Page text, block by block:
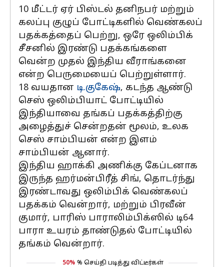
10 மீட்டர் ஏர் பிஸ்டல் தனிநபர் மற்றும்
கலப்பு குழுப் போட்டிகளில் வெண்கலப்
பதக்கத்தைப் பெற்று, ஒரே ஒலிம்பிக்
சீசனில் இரண்டு பதக்கங்களை
வென்ற முதல் இந்திய வீராங்கனை
என்ற பெருமையைப் பெற்றுள்ளார்.
18 வயதான டி.குகேஷ், கடந்த ஆண்டு
செஸ் ஒலிம்பியாட் போட்டியில்
இந்தியாவை தங்கப் பதக்கத்திற்கு
அழைத்துச் சென்றதன் மூலம், உலக
செஸ் சாம்பியன் என்ற இளம்
சாம்பியன் ஆனார்.
இந்திய ஹாக்கி அணிக்கு கேப்டனாக
இருந்த ஹர்மன்பிரீத் சிங், தொடர்ந்து
இரண்டாவது ஒலிம்பிக் வெண்கலப்
பதக்கம் வென்றார், மற்றும் பிரவீன்
குமார், பாரிஸ் பாராலிம்பிக்ஸில் டி64
பாரா உயரம் தாண்டுதல் போட்டியில்
தங்கம் வென்றார்.
50% % செய்தி படித்து விட்டீர்கள்